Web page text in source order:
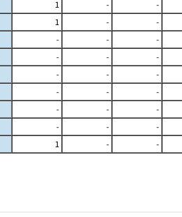
1 - -
1 - -
- - -
- - -
- - -
- - -
- - -
- - -
1 - -